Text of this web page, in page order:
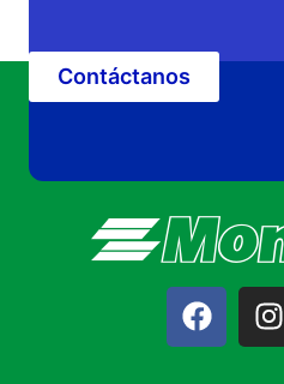
Contáctanos